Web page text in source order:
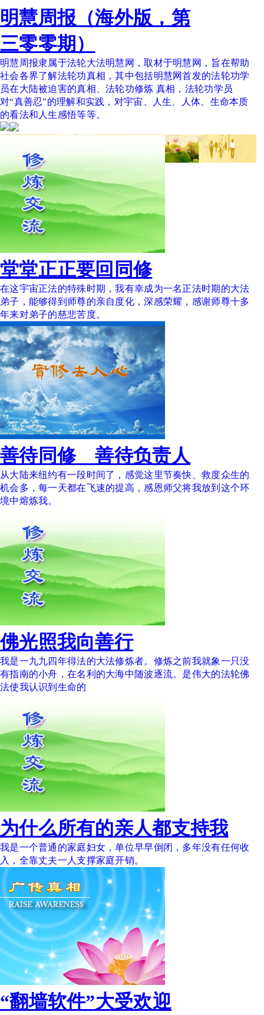
明慧周报（海外版，第
三零零期）
明慧周报隶属于法轮大法明慧网，取材于明慧网，旨在帮助
社会各界了解法轮功真相，其中包括明慧网首发的法轮功学
员在大陆被迫害的真相、法轮功修炼 真相，法轮功学员
对“真善忍”的理解和实践，对宇宙、人生、人体、生命本质
的看法和人生感悟等等。
堂堂正正要回同修
在这宇宙正法的特殊时期，我有幸成为一名正法时期的大法
弟子，能够得到师尊的亲自度化，深感荣耀，感谢师尊十多
年来对弟子的慈悲苦度。
善待同修 善待负责人
从大陆来纽约有一段时间了，感觉这里节奏快、救度众生的
机会多，每一天都在飞速的提高，感恩师父将我放到这个环
境中熔炼我。
佛光照我向善行
我是一九九四年得法的大法修炼者。修炼之前我就象一只没
有指南的小舟，在名利的大海中随波逐流。是伟大的法轮佛
法使我认识到生命的
为什么所有的亲人都支持我
我是一个普通的家庭妇女，单位早早倒闭，多年没有任何收
入，全靠丈夫一人支撑家庭开销。
“翻墙软件”大受欢迎